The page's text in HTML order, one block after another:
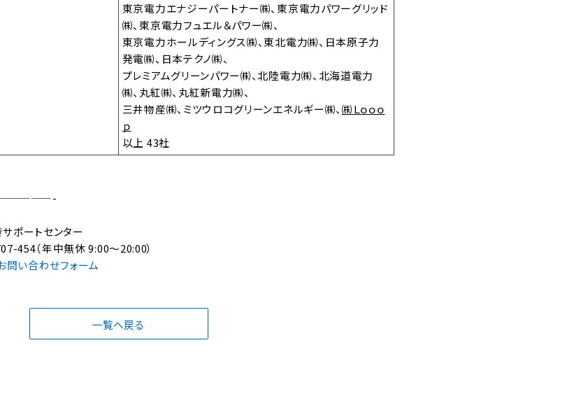
東京電力エナジーパートナー㈱、東京電力パワーグリッド
㈱、東京電力フュエル＆パワー㈱、
東京電力ホールディングス㈱、東北電力㈱、日本原子力
発電㈱、日本テクノ㈱、
プレミアムグリーンパワー㈱、北陸電力㈱、北海道電力
㈱、丸紅㈱、丸紅新電力㈱、
三井物産㈱、ミツウロコグリーンエネルギー㈱、 ㈱Ｌｏｏｏ
ｐ
以上 43社
ポートセンター
454（年中無休 9:00～20:00）
問い合わせフォーム
一覧へ戻る